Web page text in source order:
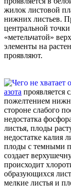
жилок листовой
нижних листьев.
центральной
«метельчатой»
элементы на
проявляют.
азота проявляется
пожелтением
стороне слабого
недостатка
листья, плоды
недостатке калия
плоды с темными
создает
происходит
образующихся
мелкие листья и